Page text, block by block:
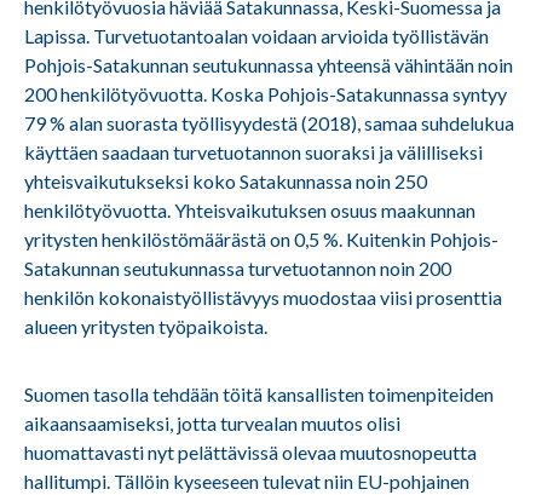
henkilötyövuosia häviää Satakunnassa, Keski-Suomessa ja
Lapissa. Turvetuotantoalan voidaan arvioida työllistävän
Pohjois-Satakunnan seutukunnassa yhteensä vähintään noin
200 henkilötyövuotta. Koska Pohjois-Satakunnassa syntyy
79 % alan suorasta työllisyydestä (2018), samaa suhdelukua
käyttäen saadaan turvetuotannon suoraksi ja välilliseksi
yhteisvaikutukseksi koko Satakunnassa noin 250
henkilötyövuotta. Yhteisvaikutuksen osuus maakunnan
yritysten henkilöstömäärästä on 0,5 %. Kuitenkin Pohjois-
Satakunnan seutukunnassa turvetuotannon noin 200
henkilön kokonaistyöllistävyys muodostaa viisi prosenttia
alueen yritysten työpaikoista.
Suomen tasolla tehdään töitä kansallisten toimenpiteiden
aikaansaamiseksi, jotta turvealan muutos olisi
huomattavasti nyt pelättävissä olevaa muutosnopeutta
hallitumpi. Tällöin kyseeseen tulevat niin EU-pohjainen